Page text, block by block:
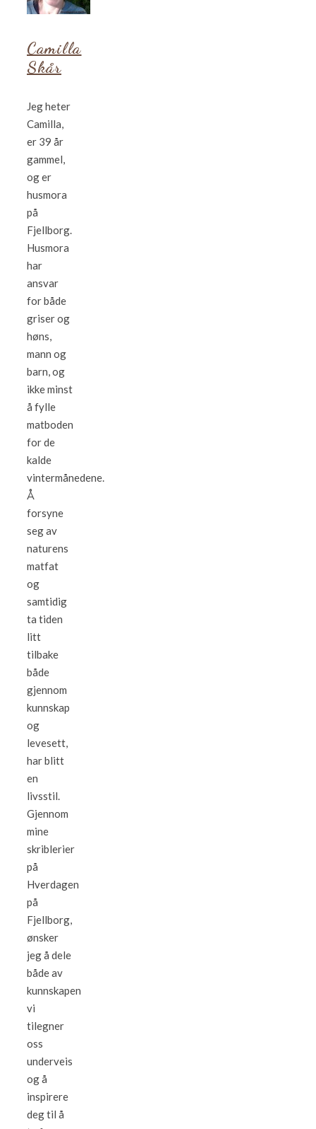
Camilla
Skår
Jeg heter
Camilla,
er 39 år
gammel,
og er
husmora
på
Fjellborg.
Husmora
har
ansvar
for både
griser og
høns,
mann og
barn, og
ikke minst
å fylle
matboden
for de
kalde
vintermånedene.
Å
forsyne
seg av
naturens
matfat
og
samtidig
ta tiden
litt
tilbake
både
gjennom
kunnskap
og
levesett,
har blitt
en
livsstil.
Gjennom
mine
skriblerier
på
Hverdagen
på
Fjellborg,
ønsker
jeg å dele
både av
kunnskapen
vi
tilegner
oss
underveis
og å
inspirere
deg til å